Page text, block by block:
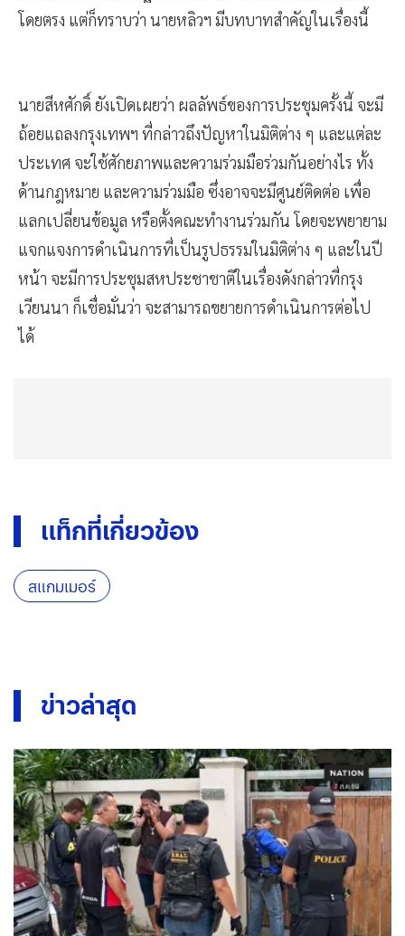
โดยตรง แต่ก็ทราบว่า นายหลิวฯ มีบทบาทสำคัญในเรื่องนี้
นายสีหศักดิ์ ยังเปิดเผยว่า ผลลัพธ์ของการประชุมครั้งนี้ จะมี
ถ้อยแถลงกรุงเทพฯ ที่กล่าวถึงปัญหาในมิติต่าง ๆ และแต่ละ
ประเทศ จะใช้ศักยภาพและความร่วมมือร่วมกันอย่างไร ทั้ง
ด้านกฎหมาย และความร่วมมือ ซึ่งอาจจะมีศูนย์ติดต่อ เพื่อ
แลกเปลี่ยนข้อมูล หรือตั้งคณะทำงานร่วมกัน โดยจะพยายาม
แจกแจงการดำเนินการที่เป็นรูปธรรมในมิติต่าง ๆ และในปี
หน้า จะมีการประชุมสหประชาชาติในเรื่องดังกล่าวที่กรุง
เวียนนา ก็เชื่อมั่นว่า จะสามารถขยายการดำเนินการต่อไป
ได้
แท็กที่เกี่ยวข้อง
สแกมเมอร์
ข่าวล่าสุด